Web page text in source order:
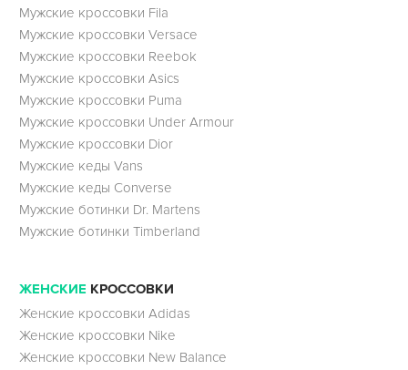
Мужские кроссовки Fila
Мужские кроссовки Versace
Мужские кроссовки Reebok
Мужские кроссовки Asics
Мужские кроссовки Puma
Мужские кроссовки Under Armour
Мужские кроссовки Dior
Мужские кеды Vans
Мужские кеды Converse
Мужские ботинки Dr. Martens
Мужские ботинки Timberland
ЖЕНСКИЕ КРОССОВКИ
Женские кроссовки Adidas
Женские кроссовки Nike
Женские кроссовки New Balance